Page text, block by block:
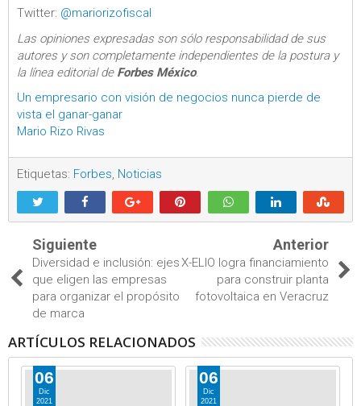
Twitter: @mariorizofiscal
Las opiniones expresadas son sólo responsabilidad de sus
autores y son completamente independientes de la postura y
la línea editorial de Forbes México.
Un empresario con visión de negocios nunca pierde de
vista el ganar-ganar
Mario Rizo Rivas
Etiquetas: Forbes Noticias
Siguiente
Diversidad e inclusión: ejes
que eligen las empresas
para organizar el propósito
de marca
Anterior
X-ELIO logra financiamiento
para construir planta
fotovoltaica en Veracruz
ARTÍCULOS RELACIONADOS
06
Dic
2021
06
Dic
2021